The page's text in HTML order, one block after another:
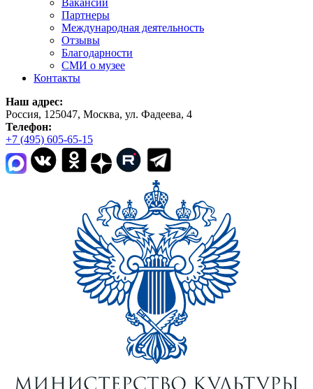
Вакансии
Партнеры
Международная деятельность
Отзывы
Благодарности
СМИ о музее
Контакты
Наш адрес:
Россия, 125047, Москва, ул. Фадеева, 4
Телефон:
+7 (495) 605-65-15